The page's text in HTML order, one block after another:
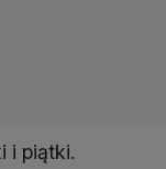
i piątki.